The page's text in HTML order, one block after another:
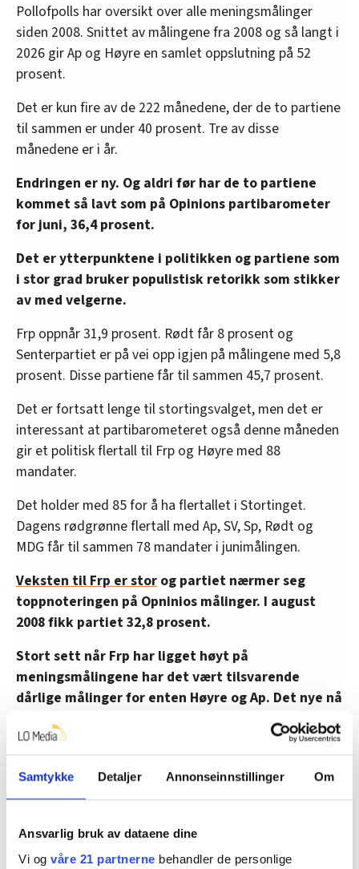
Samtykke Detaljer Annonseinnstillinger Om
Ansvarlig bruk av dataene dine
Vi og våre 21 partnerne behandler de personlige
Pollofpolls har oversikt over alle meningsmålinger
siden 2008. Snittet av målingene fra 2008 og så langt i
2026 gir Ap og Høyre en samlet oppslutning på 52
prosent.
Det er kun fire av de 222 månedene, der de to partiene
til sammen er under 40 prosent. Tre av disse
månedene er i år.
Endringen er ny. Og aldri før har de to partiene
kommet så lavt som på Opinions partibarometer
for juni, 36,4 prosent.
Det er ytterpunktene i politikken og partiene som
i stor grad bruker populistisk retorikk som stikker
av med velgerne.
Frp oppnår 31,9 prosent. Rødt får 8 prosent og
Senterpartiet er på vei opp igjen på målingene med 5,8
prosent. Disse partiene får til sammen 45,7 prosent.
Det er fortsatt lenge til stortingsvalget, men det er
interessant at partibarometeret også denne måneden
gir et politisk flertall til Frp og Høyre med 88
mandater.
Det holder med 85 for å ha flertallet i Stortinget.
Dagens rødgrønne flertall med Ap, SV, Sp, Rødt og
MDG får til sammen 78 mandater i junimålingen.
Veksten til Frp er stor og partiet nærmer seg
toppnoteringen på Opninios målinger. I august
2008 fikk partiet 32,8 prosent.
Stort sett når Frp har ligget høyt på
meningsmålingene har det vært tilsvarende
dårlige målinger for enten Høyre og Ap. Det nye nå
er at begge styringspartiene sliter tungt.
Rådgiver i Opinion Maria Rosness skrev i maien
interessant analyseom populismens tid og
styringspartienes fall. Tallene for juni viser en
Vi har sett det i flere andre land at de tradisjonelle